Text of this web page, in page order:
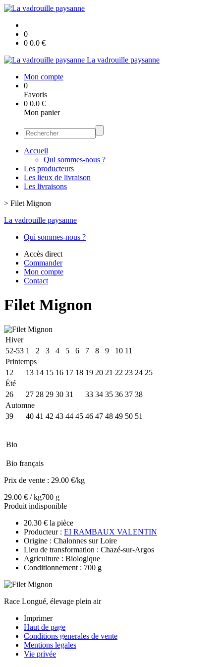
0
0 0.0 €
La vadrouille paysanne
Mon compte
0
Favoris
0 0.0 €
Mon panier
Accueil
Qui sommes-nous ?
Les producteurs
Les lieux de livraison
Les livraisons
> Filet Mignon
La vadrouille paysanne
Qui sommes-nous ?
Accès direct
Commander
Mon compte
Contact
Filet Mignon
Hiver
52-53 1 2 3 4 5 6 7 8 9 10 11
Printemps
12
13 14 15 16 17 18 19 20 21 22 23 24 25
Été
26
27 28 29 30 31 33 34 35 36 37 38
Automne
39
40 41 42 43 44 45 46 47 48 49 50 51
Bio
Bio français
Prix de vente : 29.00 €/kg
29.00 € / kg700 g
Produit indisponible
20.30 € la pièce
Producteur : EI RAMBAUX VALENTIN
Origine : Chalonnes sur Loire
Lieu de transformation : Chazé-sur-Argos
Agriculture : Biologique
Conditionnement : 700 g
Race Longué, élevage plein air
Imprimer
Haut de page
Conditions generales de vente
Mentions legales
Vie privée